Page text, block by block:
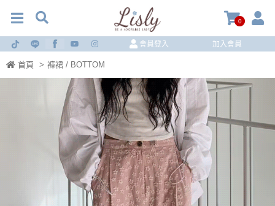
0
會員登入 加入會員
首頁 > 褲裙 / BOTTOM